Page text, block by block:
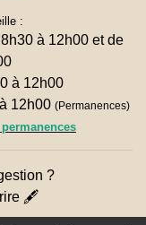
:
à 12h00 et de
à 12h00
12h00 (Permanences)
?
🖋